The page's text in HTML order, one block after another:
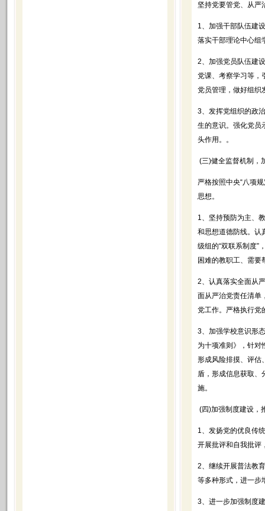
坚持党要管党、从严
1、加强干部队伍建
落实干部理论中心组
2、加强党员队伍建
党课、考察学习等，
党员管理，做好组织
3、发挥党组织的政
生的意识。强化党员
头作用。。
(三)健全监督机制，
严格按照中央“八项
思想。
1、坚持预防为主、
和思想道德防线。认
级组的“双联系制度”
困难的教职工、需
2、认真落实全面从
面从严治党责任清单
党工作。严格执行党
3、加强学校意识形
为十项准则》，针对
形成风险排摸、评估
盾，形成信息获取、
施。
(四)加强制度建设
1、发扬党的优良传
开展批评和自我批评
2、继续开展普法教
等多种形式，进一步
3、进一步加强制度